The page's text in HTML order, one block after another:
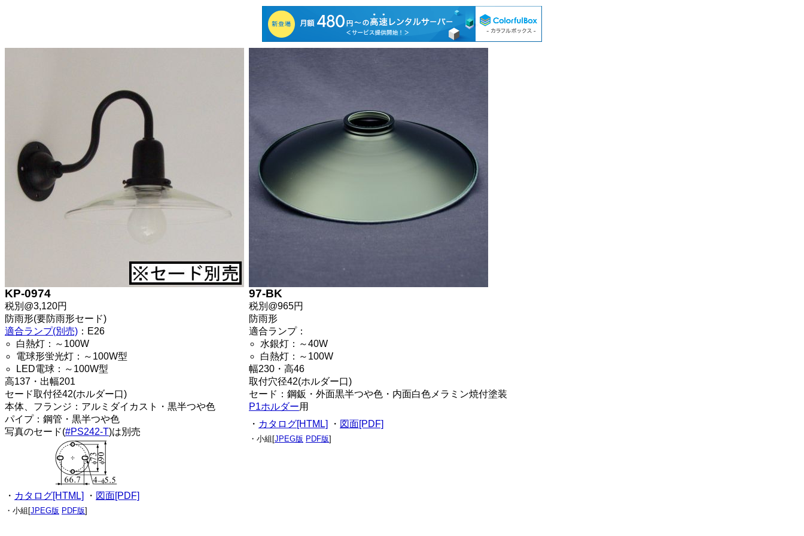
KP-0974
税別@3,120円
防雨形(要防雨形セード)
適合ランプ(別売) ：E26
白熱灯：～100W
電球形蛍光灯：～100W型
LED電球：～100W型
高137・出幅201
セード取付径42(ホルダー口)
本体、フランジ：アルミダイカスト・黒半つや色
パイプ：鋼管・黒半つや色
写真のセード(#PS242-T)は別売
・ カタログ[HTML] ・ 図面[PDF]
・小組[JPEG版 PDF版]
97-BK
税別@965円
防雨形
適合ランプ：
水銀灯：～40W
白熱灯：～100W
幅230・高46
取付穴径42(ホルダー口)
セード：鋼鈑・外面黒半つや色・内面白色メラミン焼付塗装
P1ホルダー用
・ カタログ[HTML] ・ 図面[PDF]
・小組[JPEG版 PDF版]